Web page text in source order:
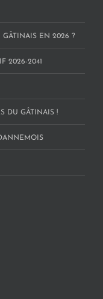
GÂTINAIS EN 2026 ?
2026-2041
DU GÂTINAIS !